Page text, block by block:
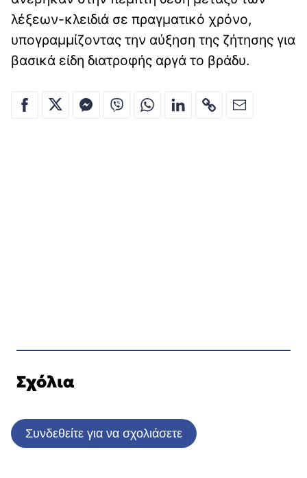
λέξεων-κλειδιά σε πραγματικό χρόνο,
υπογραμμίζοντας την αύξηση της ζήτησης για
βασικά είδη διατροφής αργά το βράδυ.
Σχόλια
Συνδεθείτε για να σχολιάσετε